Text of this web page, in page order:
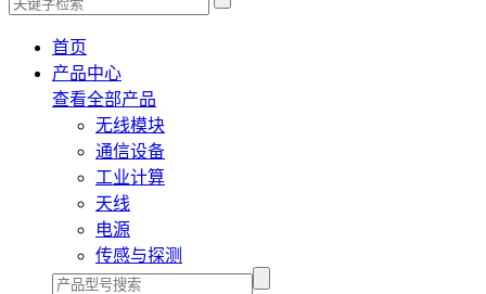
首页
产品中心
查看全部产品
无线模块
通信设备
工业计算
天线
电源
传感与探测